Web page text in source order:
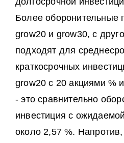
Более оборонительные
grow20 и grow30, с
подходят для
краткосрочных
grow20 с 20 акциями %
- это сравнительно
инвестиция с
около 2,57 %.